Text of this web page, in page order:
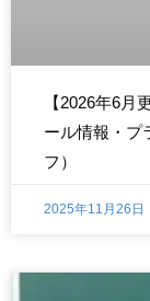
【2026年6月
ール情報・プ
フ）
2025年11月26日